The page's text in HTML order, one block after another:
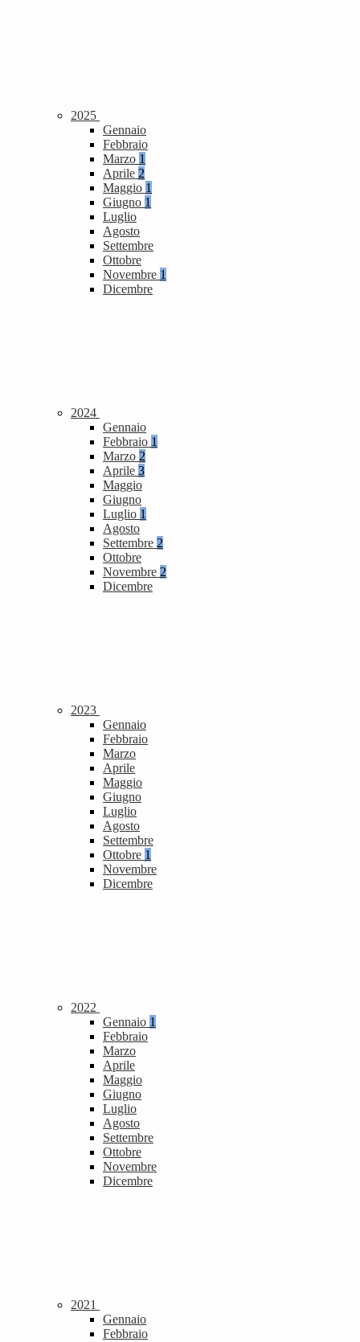
2025
Gennaio
Febbraio
Marzo 1
Aprile 2
Maggio 1
Giugno 1
Luglio
Agosto
Settembre
Ottobre
Novembre 1
Dicembre
2024
Gennaio
Febbraio 1
Marzo 2
Aprile 3
Maggio
Giugno
Luglio 1
Agosto
Settembre 2
Ottobre
Novembre 2
Dicembre
2023
Gennaio
Febbraio
Marzo
Aprile
Maggio
Giugno
Luglio
Agosto
Settembre
Ottobre 1
Novembre
Dicembre
2022
Gennaio 1
Febbraio
Marzo
Aprile
Maggio
Giugno
Luglio
Agosto
Settembre
Ottobre
Novembre
Dicembre
2021
Gennaio
Febbraio